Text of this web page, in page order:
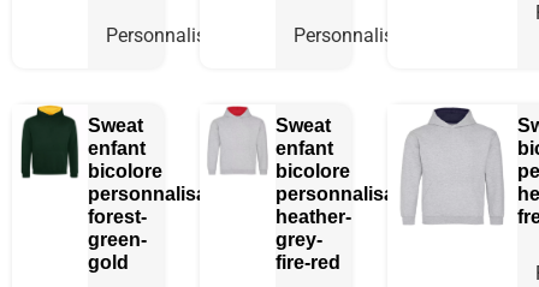
Personnaliser Personnaliser
Sweat
enfant
bicolore
personnalisable
forest-
green-
gold
Sweat
enfant
bicolore
personnalisable
heather-
grey-
fire-red